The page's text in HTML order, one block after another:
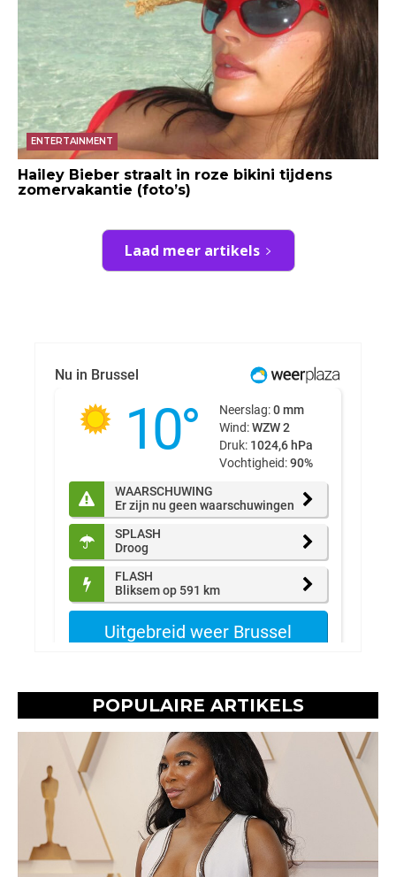
ENTERTAINMENT
Hailey Bieber straalt in roze bikini tijdens
zomervakantie (foto’s)
Laad meer artikels
POPULAIRE ARTIKELS